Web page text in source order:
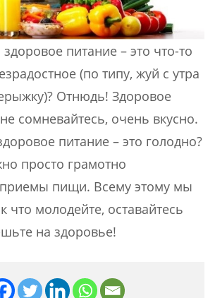
здоровое питание – это что-то
(по типу, жуй с утра
Отнюдь! Здоровое
сомневайтесь, очень вкусно.
питание – это голодно?
просто грамотно
приемы пищи. Всему этому мы
что молодейте, оставайтесь
на здоровье!